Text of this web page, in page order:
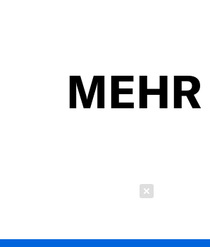
MEHR